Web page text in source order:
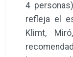
Valencia de
Mar y las
detalle